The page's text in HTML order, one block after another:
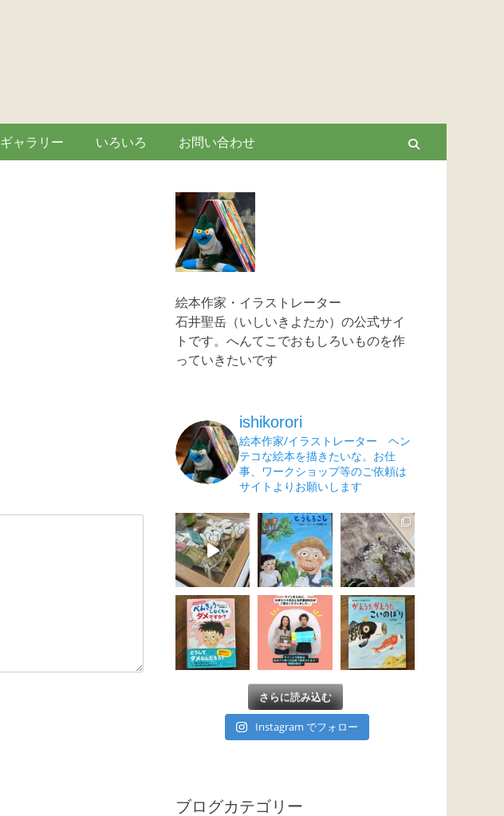
ギャラリー いろいろ お問い合わせ
絵本作家・イラストレーター
石井聖岳（いしいきよたか）の公式サイ
トです。へんてこでおもしろいものを作
っていきたいです
ishikorori
絵本作家/イラストレーター ヘン
テコな絵本を描きたいな。お仕
事、ワークショップ等のご依頼は
サイトよりお願いします
さらに読み込む
Instagram でフォロー
ブログカテゴリー